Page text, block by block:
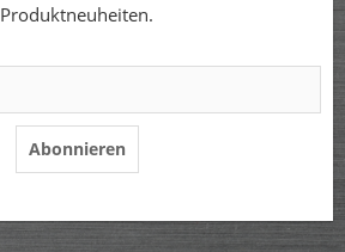
Produktneuheiten.
Abonnieren